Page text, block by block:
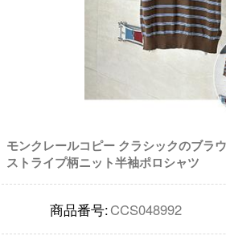
モンクレールコピー クラシックのブラ
ストライプ柄ニット半袖ポロシャツ
商品番号:CCS048992